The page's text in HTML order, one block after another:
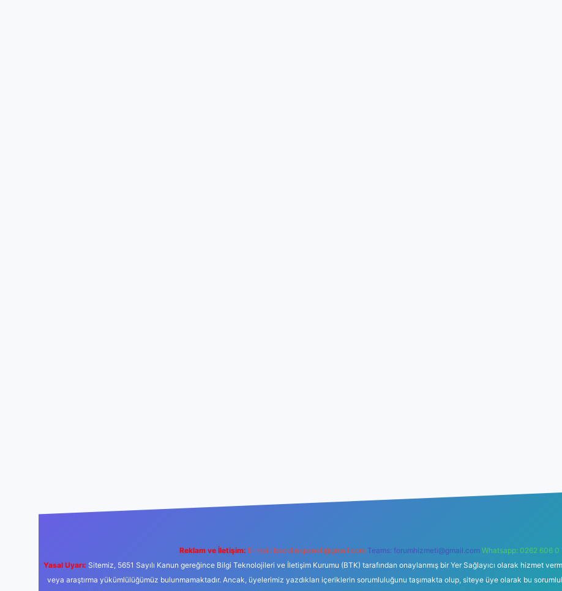
Reklam ve İletişim: E-mail: backlinkpaneli@gmail.com Teams: forumhizmeti@gmail.com Whatsapp: 0262 606 0
Yasal Uyarı: Sitemiz, 5651 Sayılı Kanun gereğince Bilgi Teknolojileri ve İletişim Kurumu (BTK) tarafından onaylanmış bir Yer Sağlayıcı olarak hizmet
veya araştırma yükümlülüğümüz bulunmamaktadır. Ancak, üyelerimiz yazdıkları içeriklerin sorumluluğunu taşımakta olup, siteye üye olarak bu